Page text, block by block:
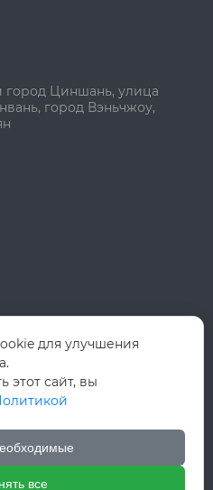
город Циншань, улица
город Вэньчжоу,
для улучшения
этот сайт, вы
все